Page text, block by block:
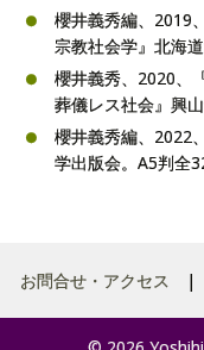
櫻井義秀編、2019
宗教社会学』北海
櫻井義秀、2020、
葬儀レス社会』興
櫻井義秀編、2022
学出版会。A5判全
お問合せ・アクセス